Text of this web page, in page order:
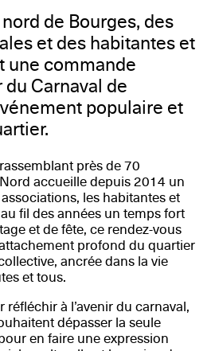
de Bourges, des
et des habitantes et
une commande
Carnaval de
populaire et
près de 70
accueille depuis 2014 un
les habitantes et
fil des années un temps fort
et de fête, ce rendez-vous
profond du quartier
ancrée dans la vie
et tous.
réfléchir à l’avenir du carnaval,
dépasser la seule
en faire une expression